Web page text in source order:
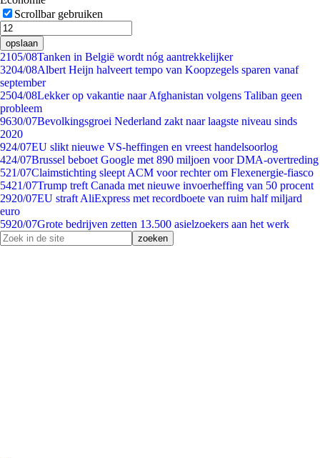
Scrollbar gebruiken
opslaan
2105/08Tanken in België wordt nóg aantrekkelijker
3204/08Albert Heijn halveert tempo van Koopzegels sparen vanaf
september
2504/08Lekker op vakantie naar Afghanistan volgens Taliban geen
probleem
9630/07Bevolkingsgroei Nederland zakt naar laagste niveau sinds
2020
924/07EU slikt nieuwe VS-heffingen en vreest handelsoorlog
424/07Brussel beboet Google met 890 miljoen voor DMA-overtreding
521/07Claimstichting sleept ACM voor rechter om Flexenergie-fiasco
5421/07Trump treft Canada met nieuwe invoerheffing van 50 procent
2920/07EU straft AliExpress met recordboete van ruim half miljard
euro
5920/07Grote bedrijven zetten 13.500 asielzoekers aan het werk